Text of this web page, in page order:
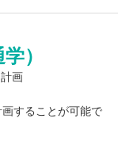
）
画
することが可能で